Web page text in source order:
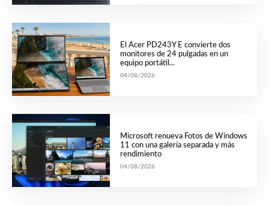
El Acer PD243Y E convierte dos
monitores de 24 pulgadas en un
equipo portátil...
04/08/2026
Microsoft renueva Fotos de Windows
11 con una galería separada y más
rendimiento
04/08/2026